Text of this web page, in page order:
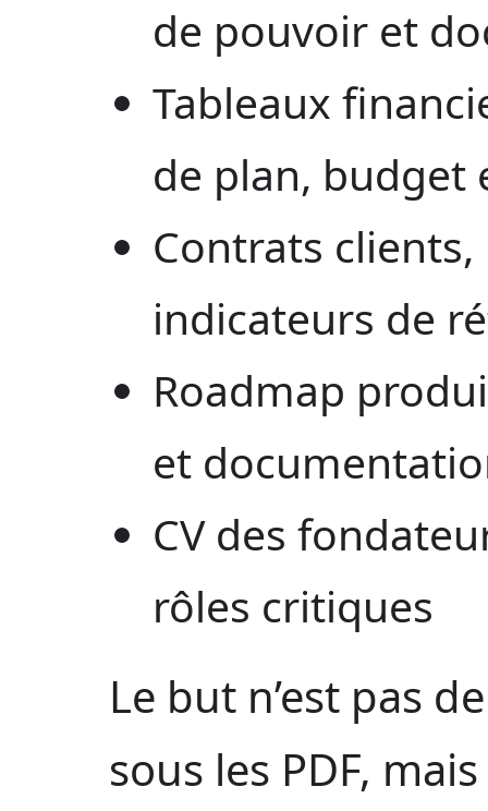
de pouvoir et
Tableaux
de plan, budget
Contrats
indicateurs de
Roadmap
et
CV des
rôles critiques
Le but n’est pas
sous les PDF,